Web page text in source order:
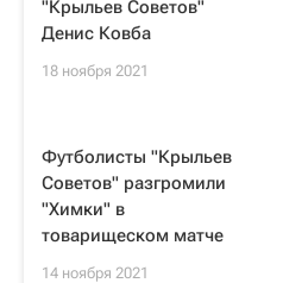
"Крыльев Советов"
Денис Ковба
18 ноября 2021
Футболисты "Крыльев
Советов" разгромили
"Химки" в
товарищеском матче
14 ноября 2021